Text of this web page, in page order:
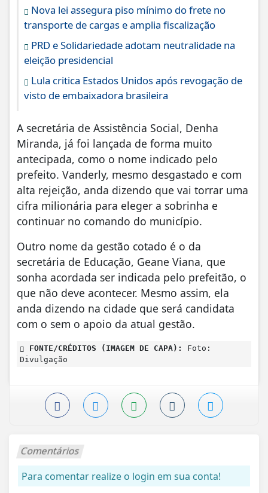
Nova lei assegura piso mínimo do frete no
transporte de cargas e amplia fiscalização
PRD e Solidariedade adotam neutralidade na
eleição presidencial
Lula critica Estados Unidos após revogação de
visto de embaixadora brasileira
A secretária de Assistência Social, Denha
Miranda, já foi lançada de forma muito
antecipada, como o nome indicado pelo
prefeito. Vanderly, mesmo desgastado e com
alta rejeição, anda dizendo que vai torrar uma
cifra milionária para eleger a sobrinha e
continuar no comando do município.
Outro nome da gestão cotado é o da
secretária de Educação, Geane Viana, que
sonha acordada ser indicada pelo prefeitão, o
que não deve acontecer. Mesmo assim, ela
anda dizendo na cidade que será candidata
com o sem o apoio da atual gestão.
FONTE/CRÉDITOS (IMAGEM DE CAPA):
Foto:
Divulgação
Comentários
Para comentar realize o login em sua conta!